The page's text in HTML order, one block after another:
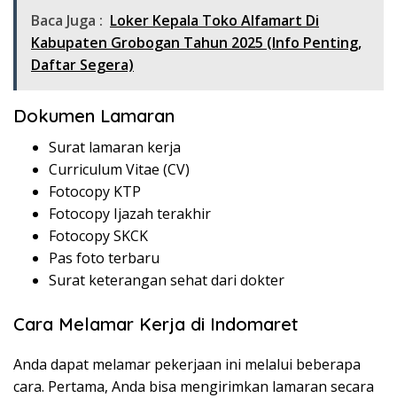
Baca Juga : Loker Kepala Toko Alfamart Di
Kabupaten Grobogan Tahun 2025 (Info Penting,
Daftar Segera)
Dokumen Lamaran
Surat lamaran kerja
Curriculum Vitae (CV)
Fotocopy KTP
Fotocopy Ijazah terakhir
Fotocopy SKCK
Pas foto terbaru
Surat keterangan sehat dari dokter
Cara Melamar Kerja di Indomaret
Anda dapat melamar pekerjaan ini melalui beberapa
cara. Pertama, Anda bisa mengirimkan lamaran secara